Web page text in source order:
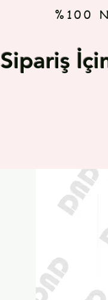
%100
Sipariş